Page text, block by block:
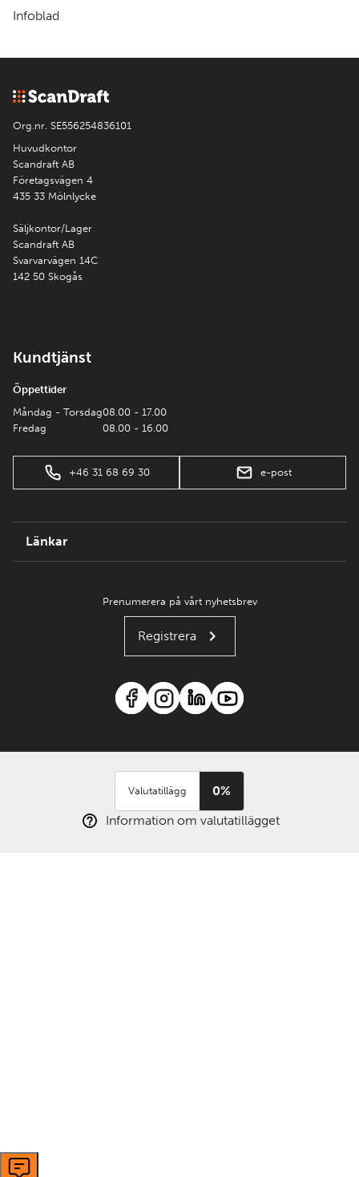
Infoblad
Org.nr. SE556254836101
Huvudkontor
Scandraft AB
Företagsvägen 4
435 33 Mölnlycke
Säljkontor/Lager
Scandraft AB
Svarvarvägen 14C
142 50 Skogås
Kundtjänst
Öppettider
Måndag - Torsdag
Fredag
08.00 - 17.00
08.00 - 16.00
+46 31 68 69 30 e-post
Länkar
Prenumerera på vårt nyhetsbrev
Registrera
Valutatillägg
0%
Information om valutatillägget